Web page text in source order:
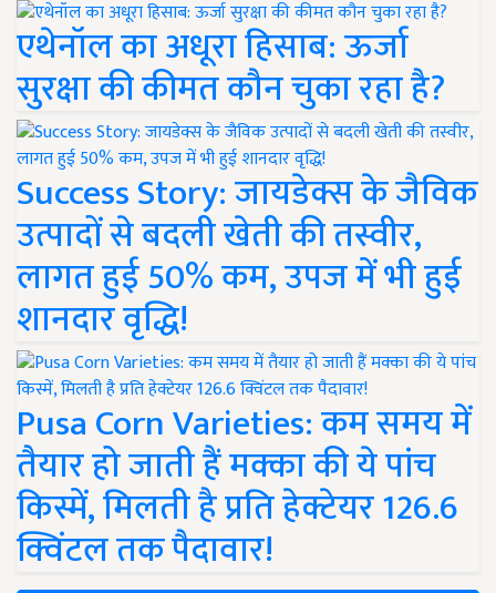
एथेनॉल का अधूरा हिसाब: ऊर्जा
सुरक्षा की कीमत कौन चुका रहा है?
Success Story: जायडेक्स के जैविक
उत्पादों से बदली खेती की तस्वीर,
लागत हुई 50% कम, उपज में भी हुई
शानदार वृद्धि!
Pusa Corn Varieties: कम समय में
तैयार हो जाती हैं मक्का की ये पांच
किस्में, मिलती है प्रति हेक्टेयर 126.6
क्विंटल तक पैदावार!